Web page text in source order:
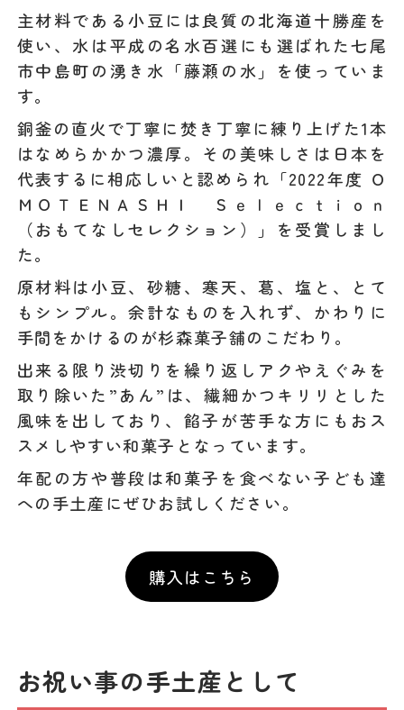
主材料である小豆には良質の北海道十勝産を
使い、水は平成の名水百選にも選ばれた七尾
市中島町の湧き水「藤瀬の水」を使っていま
す。
銅釜の直火で丁寧に焚き丁寧に練り上げた1本
はなめらかかつ濃厚。その美味しさは日本を
代表するに相応しいと認められ「2022年度 Ｏ
ＭＯＴＥＮＡＳＨＩ Ｓｅｌｅｃｔｉｏｎ
（おもてなしセレクション）」を受賞しまし
た。
原材料は小豆、砂糖、寒天、葛、塩と、とて
もシンプル。余計なものを入れず、かわりに
手間をかけるのが杉森菓子舗のこだわり。
出来る限り渋切りを繰り返しアクやえぐみを
取り除いた”あん”は、繊細かつキリリとした
風味を出しており、餡子が苦手な方にもおス
スメしやすい和菓子となっています。
年配の方や普段は和菓子を食べない子ども達
への手土産にぜひお試しください。
購入はこちら
お祝い事の手土産として